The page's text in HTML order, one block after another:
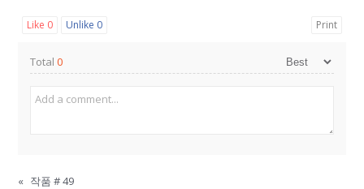
Like 0 Unlike 0 Print
Total0
« 작품 # 49